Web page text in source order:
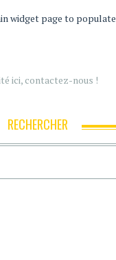
widget page to populate
ici, contactez-nous !
RECHERCHER